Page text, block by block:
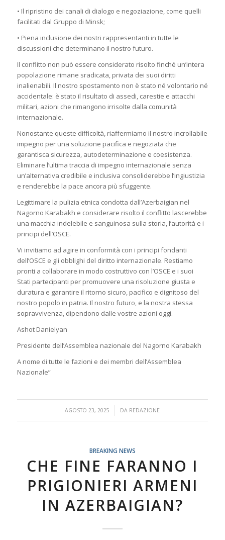
• Il ripristino dei canali di dialogo e negoziazione, come quelli
facilitati dal Gruppo di Minsk;
• Piena inclusione dei nostri rappresentanti in tutte le
discussioni che determinano il nostro futuro.
Il conflitto non può essere considerato risolto finché un’intera
popolazione rimane sradicata, privata dei suoi diritti
inalienabili. Il nostro spostamento non è stato né volontario né
accidentale: è stato il risultato di assedi, carestie e attacchi
militari, azioni che rimangono irrisolte dalla comunità
internazionale.
Nonostante queste difficoltà, riaffermiamo il nostro incrollabile
impegno per una soluzione pacifica e negoziata che
garantisca sicurezza, autodeterminazione e coesistenza.
Eliminare l’ultima traccia di impegno internazionale senza
un’alternativa credibile e inclusiva consoliderebbe l’ingiustizia
e renderebbe la pace ancora più sfuggente.
Legittimare la pulizia etnica condotta dall’Azerbaigian nel
Nagorno Karabakh e considerare risolto il conflitto lascerebbe
una macchia indelebile e sanguinosa sulla storia, l’autorità e i
principi dell’OSCE.
Vi invitiamo ad agire in conformità con i principi fondanti
dell’OSCE e gli obblighi del diritto internazionale. Restiamo
pronti a collaborare in modo costruttivo con l’OSCE e i suoi
Stati partecipanti per promuovere una risoluzione giusta e
duratura e garantire il ritorno sicuro, pacifico e dignitoso del
nostro popolo in patria. Il nostro futuro, e la nostra stessa
sopravvivenza, dipendono dalle vostre azioni oggi.
Ashot Danielyan
Presidente dell’Assemblea nazionale del Nagorno Karabakh
A nome di tutte le fazioni e dei membri dell’Assemblea
Nazionale”
AGOSTO 23, 2025
/ DA REDAZIONE
BREAKING NEWS
CHE FINE FARANNO I
PRIGIONIERI ARMENI
IN AZERBAIGIAN?